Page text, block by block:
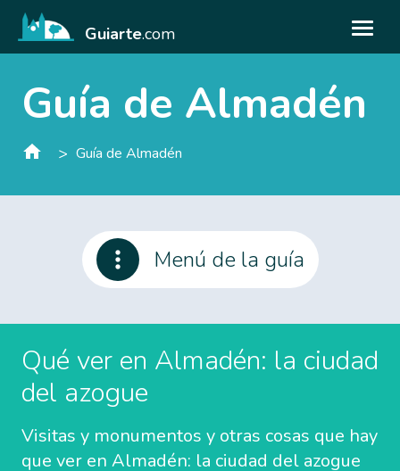
Guiarte.com
Guía de Almadén
> Guía de Almadén
Menú de la guía
Qué ver en Almadén: la ciudad
del azogue
Visitas y monumentos y otras cosas que hay
que ver en Almadén: la ciudad del azogue